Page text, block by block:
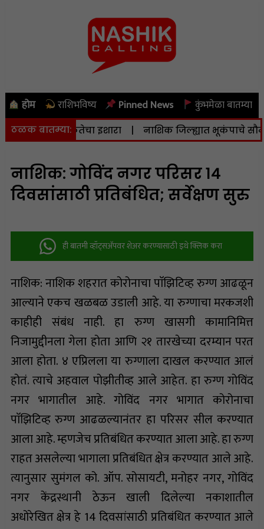
होम राशिभविष्य Pinned News कुंभमेळा बातम्या
ठळक बातम्या:
सतर्कतेचा इशारा | नाशिक जिल्ह्यात भूकंपाचे सौम्य धक्के;
नाशिक: गोविंद नगर परिसर १४
दिवसांसाठी प्रतिबंधित; सर्वेक्षण सुरु
ही बातमी व्हॉट्सअ‍ॅपवर शेअर करण्यासाठी इथे क्लिक करा
नाशिक: नाशिक शहरात कोरोनाचा पाॅझिटिव्ह रुग्ण आढळून
आल्याने एकच खळबळ उडाली आहे. या रुग्णाचा मरकजशी
काहीही संबंध नाही. हा रुग्ण खासगी कामानिमित्त
निजामुद्दीनला गेला होता आणि २१ तारखेच्या दरम्यान परत
आला होता. ४ एप्रिलला या रुग्णाला दाखल करण्यात आलं
होतं. त्याचे अहवाल पोझीतीव्ह आले आहेत. हा रुग्ण गोविंद
नगर भागातील आहे. गोविंद नगर भागात कोरोनाचा
पाॅझिटिव्ह रुग्ण आढळल्यानंतर हा परिसर सील करण्यात
आला आहे. म्हणजेच प्रतिबंधित करण्यात आला आहे. हा रुग्ण
राहत असलेल्या भागाला प्रतिबंधित क्षेत्र करण्यात आले आहे.
त्यानुसार सुमंगल को. ऑप. सोसायटी, मनोहर नगर, गोविंद
नगर केंद्रस्थानी ठेऊन खाली दिलेल्या नकाशातील
अधोरेखित क्षेत्र हे 14 दिवसांसाठी प्रतिबंधित करण्यात आले